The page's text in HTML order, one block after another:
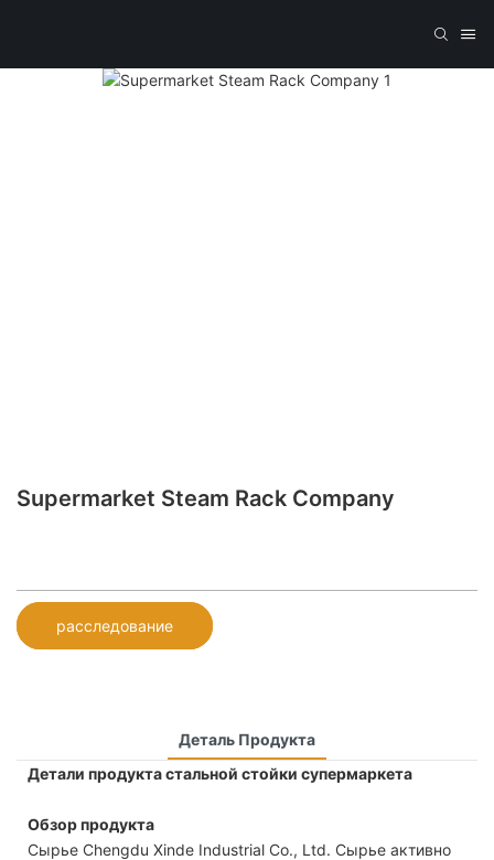
Supermarket Steam Rack Company
расследование
Деталь Продукта
Детали продукта стальной стойки супермаркета
Обзор продукта
Сырье Chengdu Xinde Industrial Co., Ltd. Сырье активно